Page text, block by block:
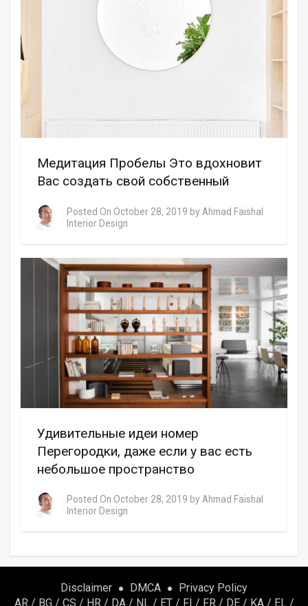
Медитация Пробелы Это вдохновит
Вас создать свой собственный
Posted On October 28, 2019 by Ahmad Faishal
Interior Design
Удивительные идеи номер
Перегородки, даже если у вас есть
небольшое пространство
Posted On October 28, 2019 by Ahmad Faishal
Interior Design
Disclaimer DMCA
Privacy Policy
AR / BG/ CS / HR / DA/ NL/ ET/ FI / FR / DE/ KA/ EL/